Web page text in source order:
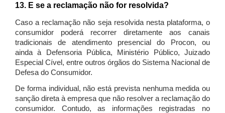
13. E se a reclamação não for resolvida?
Caso a reclamação não seja resolvida nesta plataforma, o
consumidor poderá recorrer diretamente aos canais
tradicionais de atendimento presencial do Procon, ou
ainda à Defensoria Pública, Ministério Público, Juizado
Especial Cível, entre outros órgãos do Sistema Nacional de
Defesa do Consumidor.
De forma individual, não está prevista nenhuma medida ou
sanção direta à empresa que não resolver a reclamação do
consumidor. Contudo, as informações registradas no